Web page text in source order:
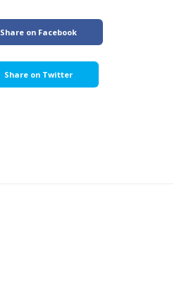
Share on Facebook
Share on Twitter